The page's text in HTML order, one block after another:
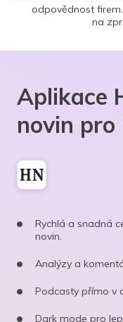
odpovědnost
na
Aplikace
novin pro
Rychlá a snadná
novin.
Analýzy a
Podcasty přímo v
Dark mode pro